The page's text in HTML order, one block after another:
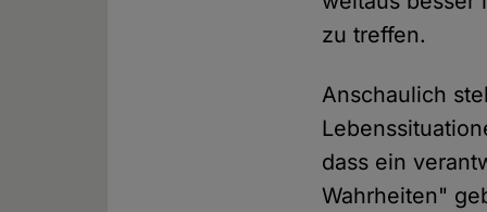
zu treffen.
Anschaulich
dass ein
Wahrheiten"